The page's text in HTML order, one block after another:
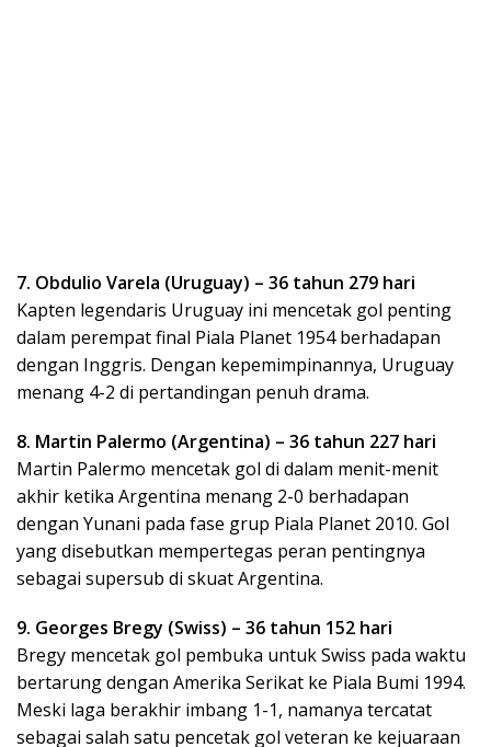
7. Obdulio Varela (Uruguay) – 36 tahun 279 hari
Kapten legendaris Uruguay ini mencetak gol penting
dalam perempat final Piala Planet 1954 berhadapan
dengan Inggris. Dengan kepemimpinannya, Uruguay
menang 4-2 di pertandingan penuh drama.
8. Martin Palermo (Argentina) – 36 tahun 227 hari
Martin Palermo mencetak gol di dalam menit-menit
akhir ketika Argentina menang 2-0 berhadapan
dengan Yunani pada fase grup Piala Planet 2010. Gol
yang disebutkan mempertegas peran pentingnya
sebagai supersub di skuat Argentina.
9. Georges Bregy (Swiss) – 36 tahun 152 hari
Bregy mencetak gol pembuka untuk Swiss pada waktu
bertarung dengan Amerika Serikat ke Piala Bumi 1994.
Meski laga berakhir imbang 1-1, namanya tercatat
sebagai salah satu pencetak gol veteran ke kejuaraan